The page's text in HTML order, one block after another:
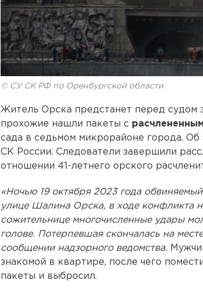
© СУ СК РФ по Оренбургской области
Житель Орска предстанет перед судом
прохожие нашли пакеты с
сада в седьмом микрорайоне города.
СК России. Следователи завершили
отношении 41-летнего орского
«Ночью 19 октября 2023 года
улице Шалина Орска, в ходе конфликта
сожительнице многочисленные удары
голове. Потерпевшая скончалась на
сообщении надзорного ведомства.
знакомой в квартире, после чего
пакеты и выбросил.